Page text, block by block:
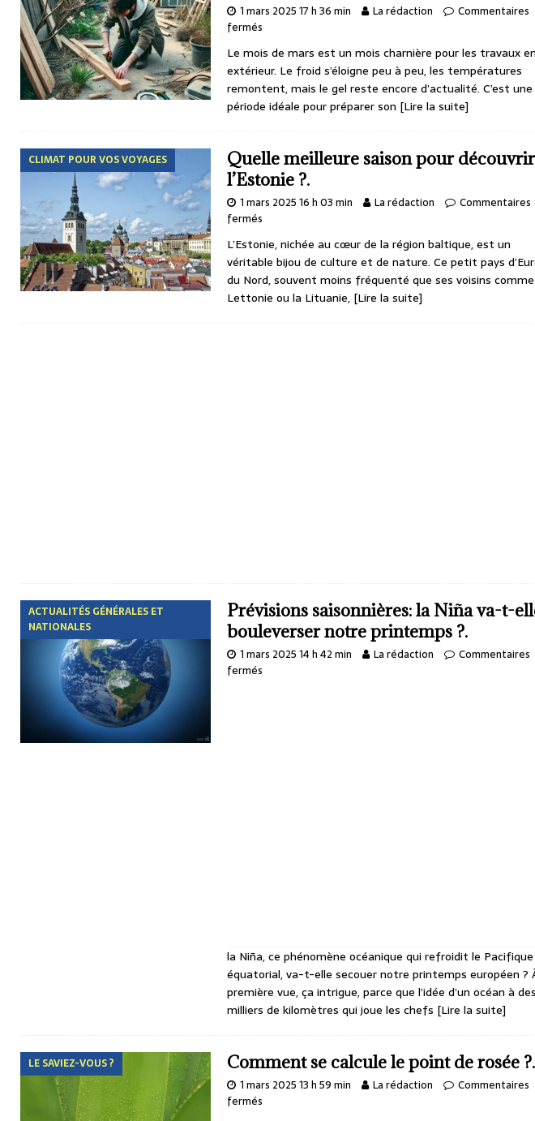
1 mars 2025 17 h 36 min La rédaction
Commentaires
fermés
Le mois de mars est un mois charnière pour les travaux en
extérieur. Le froid s’éloigne peu à peu, les températures
remontent, mais le gel reste encore d’actualité. C’est une
période idéale pour préparer son [Lire la suite]
CLIMAT POUR VOS VOYAGES
Quelle meilleure saison pour découvrir
l’Estonie ?.
1 mars 2025 16 h 03 min La rédaction
Commentaires
fermés
L’Estonie, nichée au cœur de la région baltique, est un
véritable bijou de culture et de nature. Ce petit pays
du Nord, souvent moins fréquenté que ses voisins
Lettonie ou la Lituanie, [Lire la suite]
ACTUALITÉS GÉNÉRALES ET
NATIONALES
Prévisions saisonnières: la Niña va-t-
bouleverser notre printemps ?.
1 mars 2025 14 h 42 min La rédaction
Commentaires
fermés
la Niña, ce phénomène océanique qui refroidit le Pacifique
équatorial, va-t-elle secouer notre printemps européen ?
première vue, ça intrigue, parce que l’idée d’un océan à des
milliers de kilomètres qui joue les chefs [Lire la suite]
LE SAVIEZ-VOUS ? Comment se calcule le point de rosée ?.
1 mars 2025 13 h 59 min La rédaction
Commentaires
fermés